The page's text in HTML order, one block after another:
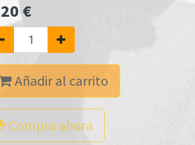
€
Añadir al carrito
Compra ahora